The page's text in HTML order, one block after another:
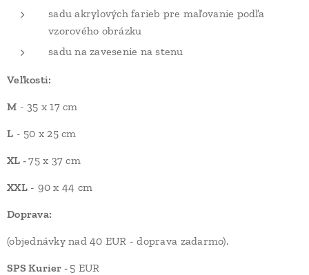
sadu akrylových farieb pre maľovanie podľa
vzorového obrázku
sadu na zavesenie na stenu
Veľkosti:
M - 35 x 17 cm
L - 50 x 25 cm
XL -75 x 37 cm
XXL- 90 x 44 cm
Doprava:
(objednávky nad 40 EUR - doprava zadarmo).
SPS Kurier - 5 EUR